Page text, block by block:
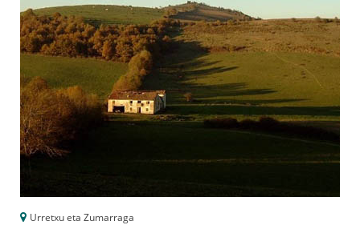
Urretxu eta Zumarraga